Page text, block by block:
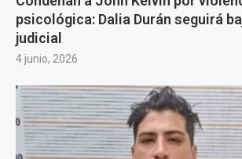
psicológica: Dalia Durán seguirá
judicial
4 junio, 2026